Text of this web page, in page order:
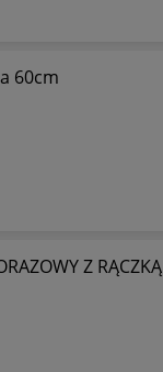
60cm
Z RĄCZKĄ